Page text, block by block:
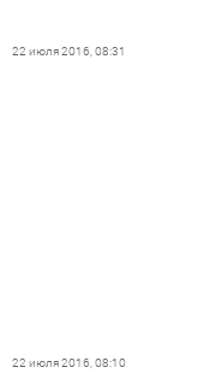
22 июля 2016, 08:31
22 июля 2016, 08:10